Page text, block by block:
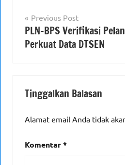
Navigasi
pos
Previous Post
PLN–BPS Verifikasi
Perkuat Data DTSEN
Tinggalkan Balasan
Alamat email Anda tidak
Komentar*